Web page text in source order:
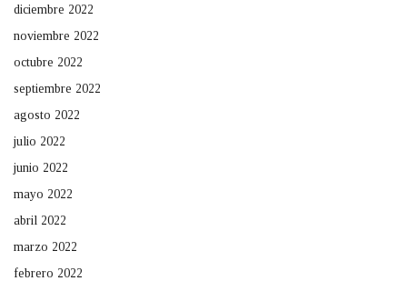
diciembre 2022
noviembre 2022
octubre 2022
septiembre 2022
agosto 2022
julio 2022
junio 2022
mayo 2022
abril 2022
marzo 2022
febrero 2022